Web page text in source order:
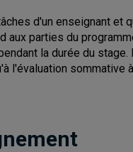
d'un enseignant et
aux parties du
la durée du stage.
l'évaluation sommative